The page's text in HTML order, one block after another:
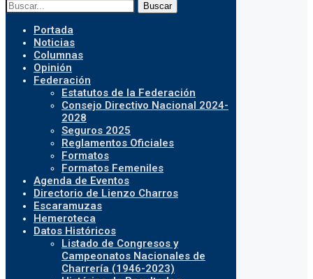
Buscar
Portada
Noticias
Columnas
Opinión
Federación
Estatutos de la Federación
Consejo Directivo Nacional 2024-
2028
Seguros 2025
Reglamentos Oficiales
Formatos
Formatos Femeniles
Agenda de Eventos
Directorio de Lienzo Charros
Escaramuzas
Hemeroteca
Datos Históricos
Listado de Congresos y
Campeonatos Nacionales de
Charrería (1946-2023)